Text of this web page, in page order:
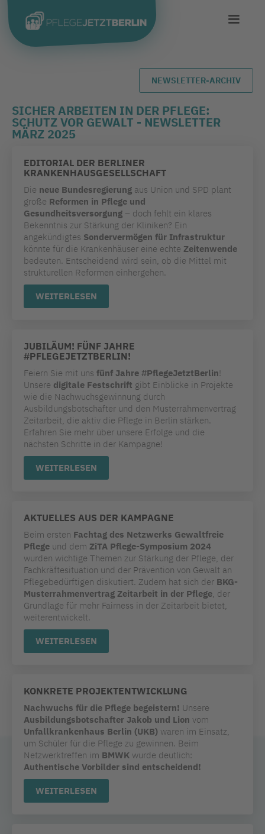
NEWSLETTER-ARCHIV
SICHER ARBEITEN IN DER PFLEGE:
SCHUTZ VOR GEWALT - NEWSLETTER
MÄRZ 2025
EDITORIAL DER BERLINER
KRANKENHAUSGESELLSCHAFT
Die neue Bundesregierung aus Union und SPD plant
große Reformen in Pflege und
Gesundheitsversorgung – doch fehlt ein klares
Bekenntnis zur Stärkung der Kliniken? Ein
angekündigtes Sondervermögen für Infrastruktur
könnte für die Krankenhäuser eine echte Zeitenwende
bedeuten. Entscheidend wird sein, ob die Mittel mit
strukturellen Reformen einhergehen.
WEITERLESEN
JUBILÄUM! FÜNF JAHRE
#PFLEGEJETZTBERLIN!
Feiern Sie mit uns fünf Jahre #PflegeJetztBerlin!
Unsere digitale Festschrift gibt Einblicke in Projekte
wie die Nachwuchsgewinnung durch
Ausbildungsbotschafter und den Musterrahmenvertrag
Zeitarbeit, die aktiv die Pflege in Berlin stärken.
Erfahren Sie mehr über unsere Erfolge und die
nächsten Schritte in der Kampagne!
WEITERLESEN
AKTUELLES AUS DER KAMPAGNE
Beim ersten Fachtag des Netzwerks Gewaltfreie
Pflege und dem ZiTA Pflege-Symposium 2024
wurden wichtige Themen zur Stärkung der Pflege, der
Fachkräftesituation und der Prävention von Gewalt an
Pflegebedürftigen diskutiert. Zudem hat sich der BKG-
Musterrahmenvertrag Zeitarbeit in der Pflege, der
Grundlage für mehr Fairness in der Zeitarbeit bietet,
weiterentwickelt.
WEITERLESEN
KONKRETE PROJEKTENTWICKLUNG
Nachwuchs für die Pflege begeistern! Unsere
Ausbildungsbotschafter Jakob und Lion vom
Unfallkrankenhaus Berlin (UKB) waren im Einsatz,
um Schüler für die Pflege zu gewinnen. Beim
Netzwerktreffen im BMWK wurde deutlich:
Authentische Vorbilder sind entscheidend!
WEITERLESEN